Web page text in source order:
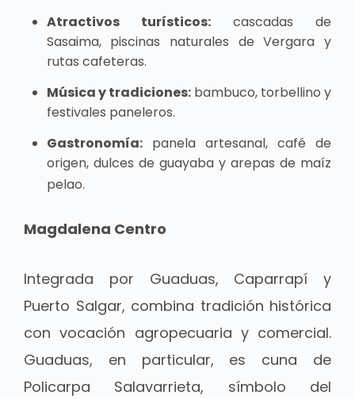
Atractivos turísticos:cascadas de
Sasaima, piscinas naturales de Vergara y
rutas cafeteras.
Música y tradiciones:bambuco, torbellino y
festivales paneleros.
Gastronomía:panela artesanal, café de
origen, dulces de guayaba y arepas de maíz
pelao.
Magdalena Centro
Integrada por Guaduas, Caparrapí y
Puerto Salgar, combina tradición histórica
con vocación agropecuaria y comercial.
Guaduas, en particular, es cuna de
Policarpa Salavarrieta, símbolo del